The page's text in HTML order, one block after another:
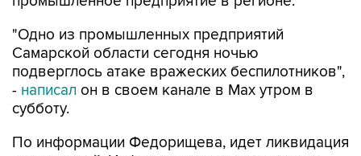
подверглось атаке вражеских беспилотников",
-написалон в своем канале в Max утром в
субботу.
По информации Федорищева, идет ликвидация
уточняется.